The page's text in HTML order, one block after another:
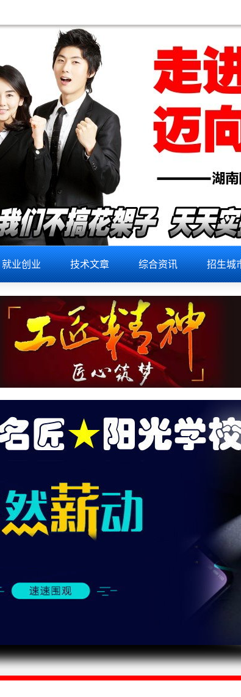
：电脑维修培训,电脑维修培训机构,一般电脑维修培训要多少钱,电
就业创业 技术文章 综合资讯 招生城